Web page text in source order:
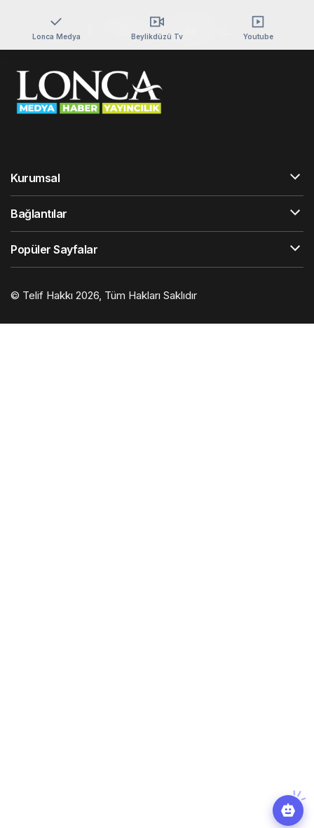
Lonca Medya Beylikdüzü Tv Youtube
Kurumsal
Bağlantılar
Popüler Sayfalar
© Telif Hakkı 2026, Tüm Hakları Saklıdır